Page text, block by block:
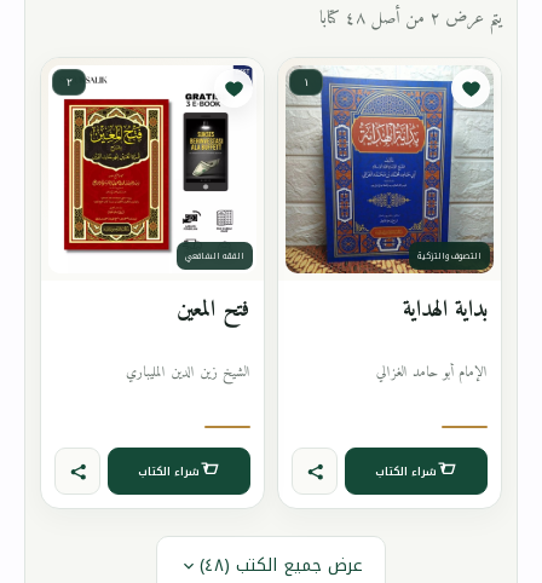
يتم عرض ٢ من أصل ٤٨ كتابا
١
التصوف والتزكية
بداية الهداية
الإمام أبو حامد الغزالي
شراء الكتاب
٢
الفقه الشافعي
فتح المعين
الشيخ زين الدين المليباري
شراء الكتاب
عرض جميع الكتب (٤٨)